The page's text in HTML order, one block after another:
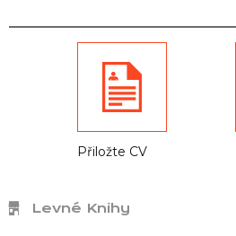
Přiložte CV
Levné Knihy